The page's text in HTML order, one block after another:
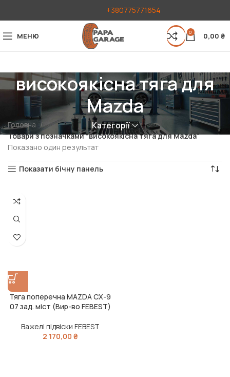
+380775771654
МЕНЮ 0 0,00 ₴
високоякісна тяга для
Mazda
Категорії
Головна
Товари з позначками “високоякісна тяга для Mazda”
Показано один результат
Показати бічну панель
Тяга поперечна MAZDA CX-9
07 зад. міст (Вир-во FEBEST)
Важелі підвіски FEBEST
2 170,00 ₴